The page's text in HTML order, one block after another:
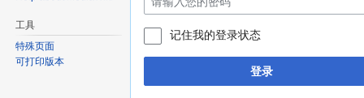
记住我的登录状态
登录
工具
特殊页面
可打印版本